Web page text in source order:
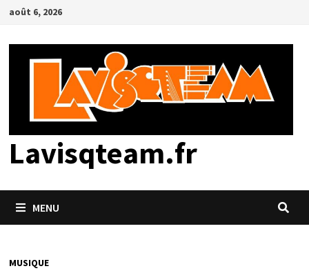
Passer
contenu
août 6, 2026
Lavisqteam.fr
MENU
MUSIQUE